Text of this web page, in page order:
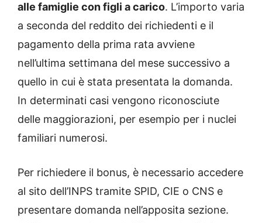
alle famiglie con figli a carico. L’importo varia
a seconda del reddito dei richiedenti e il
pagamento della prima rata avviene
nell’ultima settimana del mese successivo a
quello in cui è stata presentata la domanda.
In determinati casi vengono riconosciute
delle maggiorazioni, per esempio per i nuclei
familiari numerosi.
Per richiedere il bonus, è necessario accedere
al sito dell’INPS tramite SPID, CIE o CNS e
presentare domanda nell’apposita sezione.